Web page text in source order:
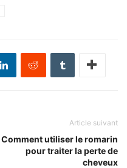
Article suivant
Comment utiliser le romarin
pour traiter la perte de
cheveux